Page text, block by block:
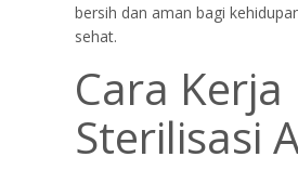
bersih dan aman bagi
sehat.
Cara Kerja
Sterilisasi